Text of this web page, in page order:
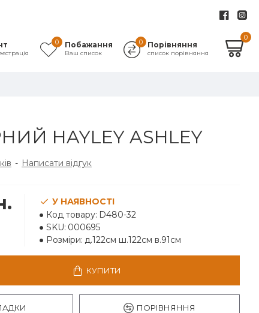
Побажання
Ваш список
0 Порівняння
список порівняння
0
0
HAYLEY ASHLEY
- Написати відгук
У НАЯВНОСТІ
Код товару: D480-32
SKU: 000695
Розміри: д.122см ш.122см в.91см
КУПИТИ
ПОРІВНЯННЯ